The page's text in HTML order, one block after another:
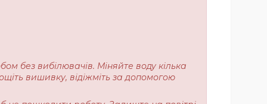
без вибілювачів. Міняйте воду кілька
вишивку, відіжміть за допомогою